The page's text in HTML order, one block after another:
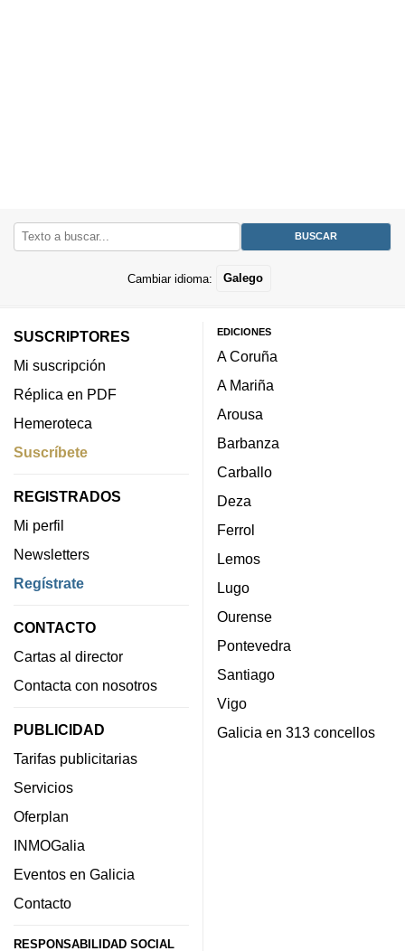
Cambiar idioma: Galego
SUSCRIPTORES
Mi suscripción
Réplica en PDF
Hemeroteca
Suscríbete
REGISTRADOS
Mi perfil
Newsletters
Regístrate
CONTACTO
Cartas al director
Contacta con nosotros
PUBLICIDAD
Tarifas publicitarias
Servicios
Oferplan
INMOGalia
Eventos en Galicia
Contacto
RESPONSABILIDAD SOCIAL
EDICIONES
A Coruña
A Mariña
Arousa
Barbanza
Carballo
Deza
Ferrol
Lemos
Lugo
Ourense
Pontevedra
Santiago
Vigo
Galicia en 313 concellos